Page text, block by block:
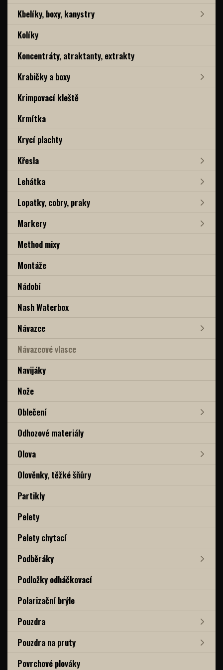
Kbelíky, boxy, kanystry
Kolíky
Koncentráty, atraktanty, extrakty
Krabičky a boxy
Krimpovací kleště
Krmítka
Krycí plachty
Křesla
Lehátka
Lopatky, cobry, praky
Markery
Method mixy
Montáže
Nádobí
Nash Waterbox
Návazce
Návazcové vlasce
Navijáky
Nože
Oblečení
Odhozové materiály
Olova
Olověnky, těžké šňůry
Partikly
Pelety
Pelety chytací
Podběráky
Podložky odháčkovací
Polarizační brýle
Pouzdra
Pouzdra na pruty
Povrchové plováky